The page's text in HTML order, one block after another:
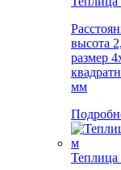
высота
размер
мм